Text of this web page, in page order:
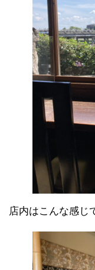
店内はこんな感じ